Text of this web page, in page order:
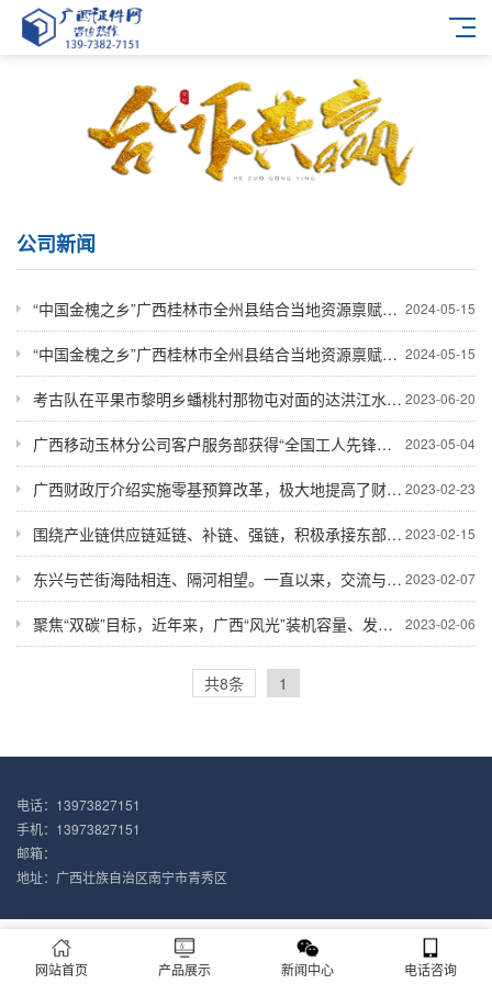
公司新闻
2024-05-15
“中国金槐之乡”广西桂林市全州县结合当地资源禀赋，立异种植理念，晋升科技支撑能力，推进金槐工业一二三产融合！
2024-05-15
“中国金槐之乡”广西桂林市全州县结合当地资源禀赋，立异种植理念，晋升科技支撑能力，推进金槐工业一二三产融合！
2023-06-20
考古队在平果市黎明乡蟠桃村那物屯对面的达洪江水库库区一个半岛，发现一处古墓并挖掘出铜鼓和一批文物！
2023-05-04
广西移动玉林分公司客户服务部获得“全国工人先锋号”荣誉！
2023-02-23
广西财政厅介绍实施零基预算改革，极大地提高了财政资源盘活效能和各类资金统筹使用力度!
2023-02-15
围绕产业链供应链延链、补链、强链，积极承接东部地区外资企业产业转移，推动更多东部地区外资产业落户广西！
2023-02-07
东兴与芒街海陆相连、隔河相望。一直以来，交流与合作都是东兴与芒街的共同主题！
2023-02-06
聚焦“双碳”目标，近年来，广西“风光”装机容量、发电量连续实现“双增长”！
共8条 1
电话：13973827151
手机：13973827151
邮箱：
地址：广西壮族自治区南宁市青秀区
网站首页 产品展示 新闻中心 电话咨询